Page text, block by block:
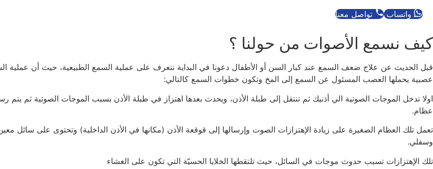
واتساب تواصل معنا
كيف نسمع الأصوات من حولنا ؟
قبل الحديث عن علاج ضعف السمع عند كبار السن أو الأطفال دعونا في البداية نتعرف على عملية السمع الطبيعية، حيث أن عملية
عصبية يحملها العصب المسئول عن السمع إلى المخ وتكون خطوات السمع كالتالي:
اولا تدخل الموجات الصوتية الي أذنيك ثم تنتقل إلى طبلة الأذن، ويحدث بعدها اهتزاز في طبلة الأذن بسبب الموجات الصوتية ثم
عظام.
تعمل تلك العظام الصغيرة على زيادة الإهتزازات الصوت وإرسالها إلى قوقعة الأذن (مكانها في الأذن الداخلية) وتحتوى على
وسفلي.
تلك الإهتزازات تسبب حدوث موجات في السائل، حيث تلتقطها الخلايا الحسيّة التي تكون على الغشاء